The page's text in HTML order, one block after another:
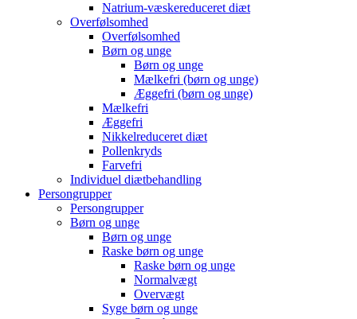
Natrium-væskereduceret diæt
Overfølsomhed
Overfølsomhed
Børn og unge
Børn og unge
Mælkefri (børn og unge)
Æggefri (børn og unge)
Mælkefri
Æggefri
Nikkelreduceret diæt
Pollenkryds
Farvefri
Individuel diætbehandling
Persongrupper
Persongrupper
Børn og unge
Børn og unge
Raske børn og unge
Raske børn og unge
Normalvægt
Overvægt
Syge børn og unge